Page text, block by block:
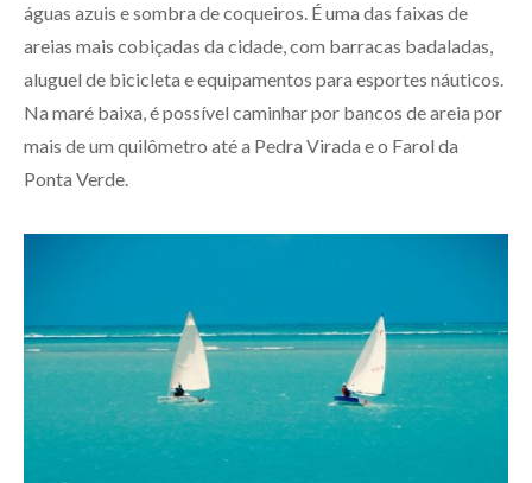
águas azuis e sombra de coqueiros. É uma das faixas de
areias mais cobiçadas da cidade, com barracas badaladas,
aluguel de bicicleta e equipamentos para esportes náuticos.
Na maré baixa, é possível caminhar por bancos de areia por
mais de um quilômetro até a Pedra Virada e o Farol da
Ponta Verde.